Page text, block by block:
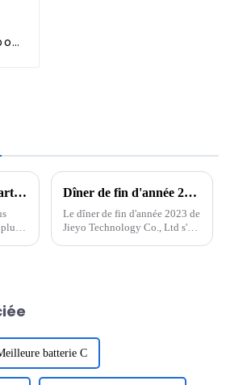
Chers collègues et partenaires Dîner de fin d'année 2023 de Jieyo Technology Co., Ltd.
Le dîner de fin d'année 2023 de
Jieyo Technology Co., Ltd s'est
batterie C